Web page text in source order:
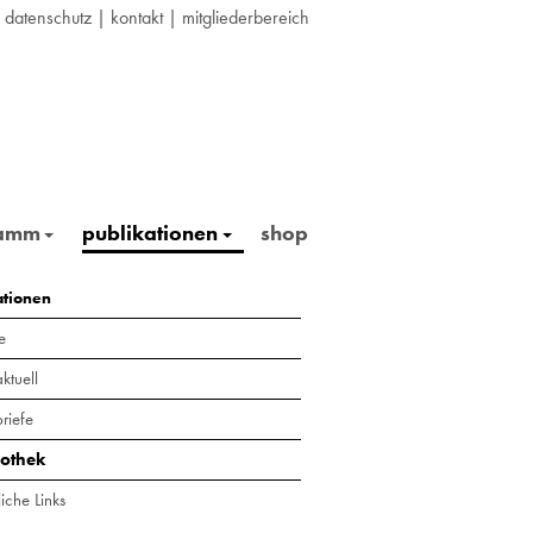
datenschutz | kontakt| mitgliederbereich
publikationen shop
Links